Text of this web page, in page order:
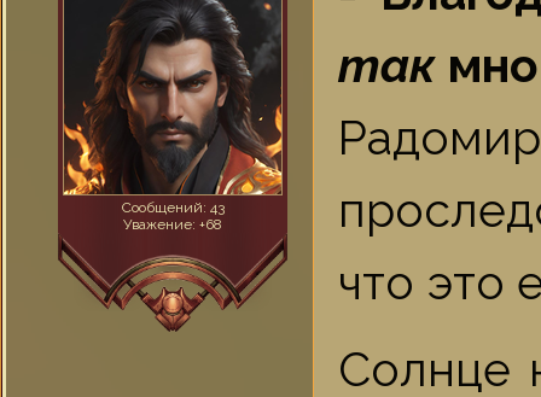
Сообщений: 43
Уважение: +68
так
что это
Солнце